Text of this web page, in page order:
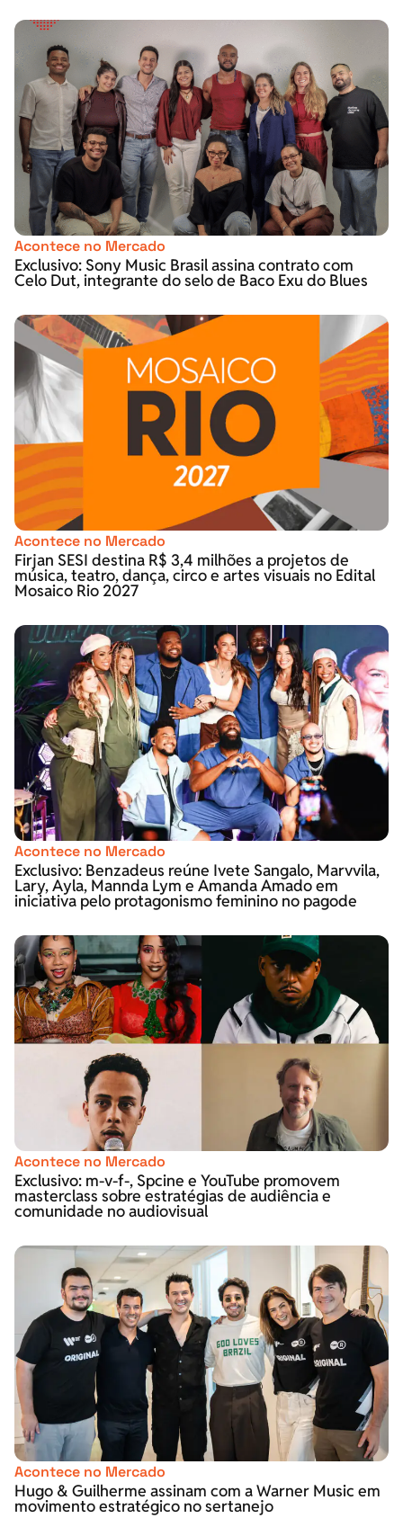
Acontece no Mercado
Exclusivo: Sony Music Brasil assina contrato com
Celo Dut, integrante do selo de Baco Exu do Blues
Acontece no Mercado
Firjan SESI destina R$ 3,4 milhões a projetos de
música, teatro, dança, circo e artes visuais no Edital
Mosaico Rio 2027
Acontece no Mercado
Exclusivo: Benzadeus reúne Ivete Sangalo, Marvvila,
Lary, Ayla, Mannda Lym e Amanda Amado em
iniciativa pelo protagonismo feminino no pagode
Acontece no Mercado
Exclusivo: m-v-f-, Spcine e YouTube promovem
masterclass sobre estratégias de audiência e
comunidade no audiovisual
Acontece no Mercado
Hugo & Guilherme assinam com a Warner Music em
movimento estratégico no sertanejo